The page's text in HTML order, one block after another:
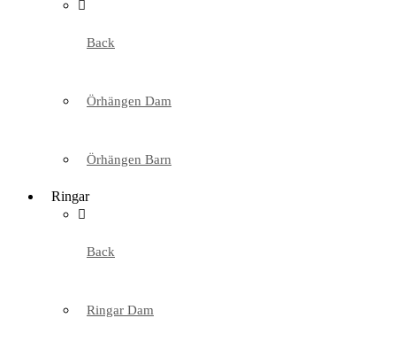
Back
Örhängen Dam
Örhängen Barn
Ringar
Back
Ringar Dam